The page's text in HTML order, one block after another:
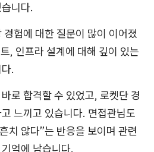
니다.
험에 대한 질문이 많이 이어졌
, 인프라 설계에 대해 깊이 있는
.
로 합격할 수 있었고, 로켓단 경
느끼고 있습니다. 면접관님도
치 않다”는 반응을 보이며 관련
억에 남습니다.